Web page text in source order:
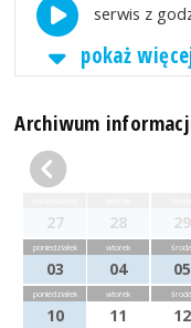
serwis z
pokaż
Archiwum
27 28 29
poniedziałek
03
wtorek
04
środa
05
poniedziałek
10
wtorek
11
środa
12